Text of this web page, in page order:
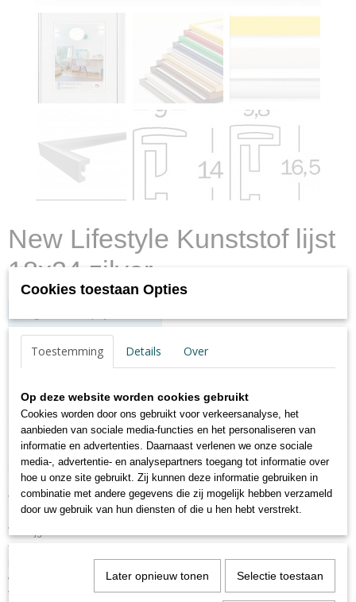
New Lifestyle Kunststof lijst
18x24 zilver
Op voorraad- Levertijd max. 2 werkdagen
Specificaties
Productcode
KV824S
EAN code
4004122207589
Netto gewicht
0,40 Kg
Afmetingen (l,b,h)
Omschrijving
Kunststof lijst New Lifestyle
Halfrond profiel 0.9 cm breed en 1.4 cm hoog
Vanaf formaat 30x45 cm.
Halfrond profiel 1.0 cm breed en 1.7 cm hoog
Verkrijgbaar in 11 verschillende kleuren en heel veel verschillende
formaten
blauw - brons - geel - goud - groen - rood - zwart - zilver - staal - taupe -
wit
Voorzien van helder, gewassen glas
Cookies toestaan Opties
Toestemming Details Over
Op deze website worden cookies gebruikt
Cookies worden door ons gebruikt voor verkeersanalyse, het
aanbieden van sociale media-functies en het personaliseren van
informatie en advertenties. Daarnaast verlenen we onze sociale
media-, advertentie- en analysepartners toegang tot informatie over
hoe u onze site gebruikt. Zij kunnen deze informatie gebruiken in
combinatie met andere gegevens die zij mogelijk hebben verzameld
door uw gebruik van hun diensten of die u hen hebt verstrekt.
Later opnieuw tonen Selectie toestaan